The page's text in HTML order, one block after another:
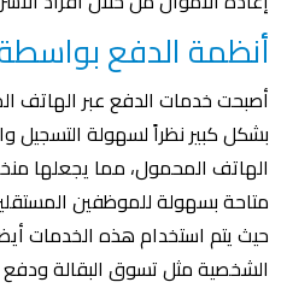
أنظمة الدفع
أصبحت خدمات الدفع عبر الهاتف
بشكل كبير نظراً لسهولة
الهاتف المحمول، مما يجعلها
متاحة بسهولة للموظفين
حيث يتم استخدام هذه الخدمات
الشخصية مثل تسوق البقالة ودفع